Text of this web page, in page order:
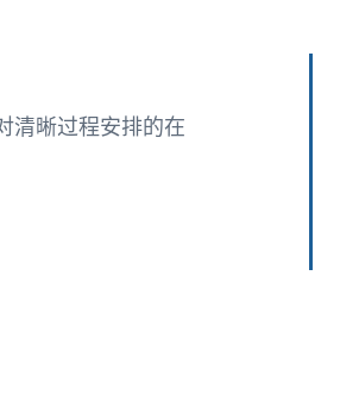
清晰过程安排的在